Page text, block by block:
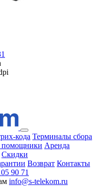
кода Терминалы сбора
Аренда
Скидки
Возврат Контакты
90 71
info@s-telekom.ru